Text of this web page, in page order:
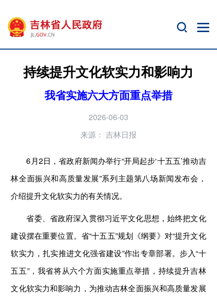
持续提升文化软实力和影响力
我省实施六大方面重点举措
2026-06-03
来源： 吉林日报
6月2日，省政府新闻办举行“开局起步‘十五五’推动吉
林全面振兴和高质量发展”系列主题第八场新闻发布会，
介绍提升文化软实力的有关情况。
省委、省政府深入贯彻习近平文化思想，始终把文化
建设摆在重要位置。省“十五五”规划《纲要》对“提升文化
软实力，扎实推进文化强省建设”作出专章部署。步入“十
五五”，我省将从六个方面实施重点举措，持续提升吉林
文化软实力和影响力，为推动吉林全面振兴和高质量发展